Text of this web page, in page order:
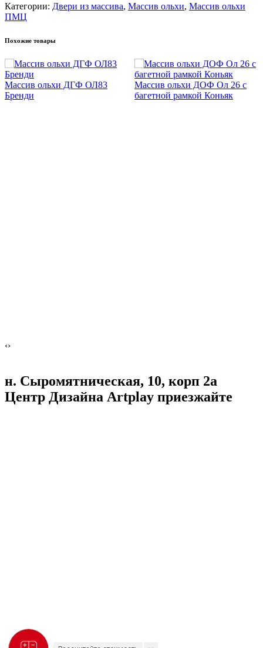
Категории: Двери из массива, Массив ольхи, Массив ольхи
ПМЦ
Похожие товары
Массив ольхи ДГФ ОЛ83
Бренди
Массив ольхи ДОФ Ол 26 с
багетной рамкой Коньяк
‹›
н. Сыромятническая, 10, корп 2а
Центр Дизайна Artplay приезжайте